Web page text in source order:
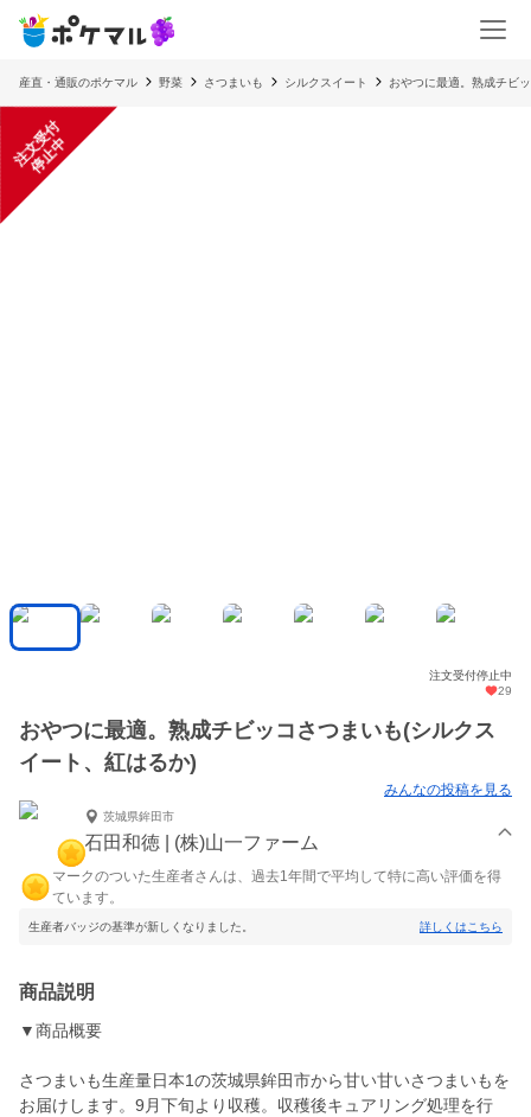
産直・通販のポケマル 野菜 さつまいも シルクスイート おやつに最適。熟成チビ
注
文
受
付
停
止
中
注文受付停止中
29
おやつに最適。熟成チビッコさつまいも(シルクス
イート、紅はるか)
みんなの投稿を見る
茨城県鉾田市
石田和徳 | (株)山一ファーム
マークのついた生産者さんは、過去1年間で平均して特に高い評価を得
ています。
生産者バッジの基準が新しくなりました。 詳しくはこちら
商品説明
▼商品概要
さつまいも生産量日本1の茨城県鉾田市から甘い甘いさつまいもを
お届けします。9月下旬より収穫。収穫後キュアリング処理を行